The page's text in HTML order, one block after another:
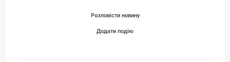
Розповісти новину
Додати подію